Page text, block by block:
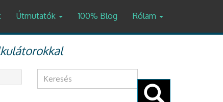
Útmutatók 100% Blog Rólam
Keresés
űrlap